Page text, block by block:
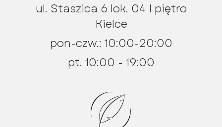
ul. Staszica 6 lok. 04 I piętro
Kielce
pon-czw.: 10:00-20:00
pt. 10:00 - 19:00